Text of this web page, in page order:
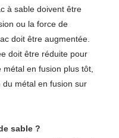
à sable doivent être
ou la force de
doit être augmentée.
doit être réduite pour
en fusion plus tôt,
métal en fusion sur
sable ?